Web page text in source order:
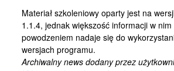
Materiał szkoleniowy oparty jest na
1.1.4, jednak większość informacji w
powodzeniem nadaje się do
wersjach programu.
Archiwalny news dodany przez